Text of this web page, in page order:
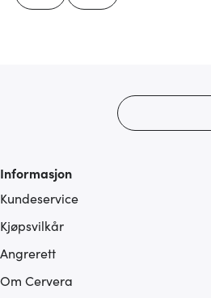
Informasjon
Kundeservice
Kjøpsvilkår
Angrerett
Om Cervera